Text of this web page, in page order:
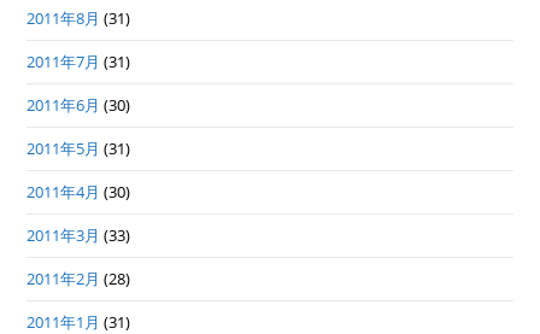
2011年8月 (31)
2011年7月 (31)
2011年6月 (30)
2011年5月 (31)
2011年4月 (30)
2011年3月 (33)
2011年2月 (28)
2011年1月 (31)